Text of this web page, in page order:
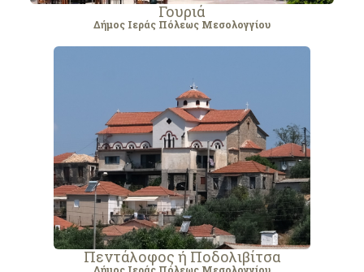
Γουριά
Δήμος Ιεράς Πόλεως Μεσολογγίου
Πεντάλοφος ή Ποδολιβίτσα